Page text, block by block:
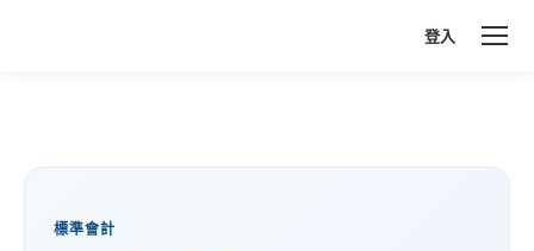
登入
標準會計